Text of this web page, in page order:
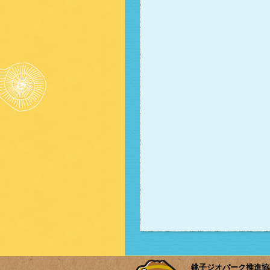
銚子ジオパーク推進